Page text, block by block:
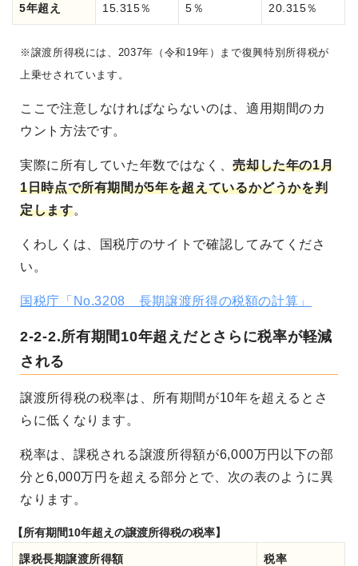
5年超え 15.315％ 5％ 20.315％
※譲渡所得税には、2037年（令和19年）まで復興特別所得税が
上乗せされています。
ここで注意しなければならないのは、適用期間のカ
ウント方法です。
実際に所有していた年数ではなく、売却した年の1月
1日時点で所有期間が5年を超えているかどうかを判
定します。
くわしくは、国税庁のサイトで確認してみてくださ
い。
国税庁「No.3208 長期譲渡所得の税額の計算」
2-2-2.所有期間10年超えだとさらに税率が軽減
される
譲渡所得税の税率は、所有期間が10年を超えるとさ
らに低くなります。
税率は、課税される譲渡所得額が6,000万円以下の部
分と6,000万円を超える部分とで、次の表のように異
なります。
【所有期間10年超えの譲渡所得税の税率】
課税長期譲渡所得額 税率